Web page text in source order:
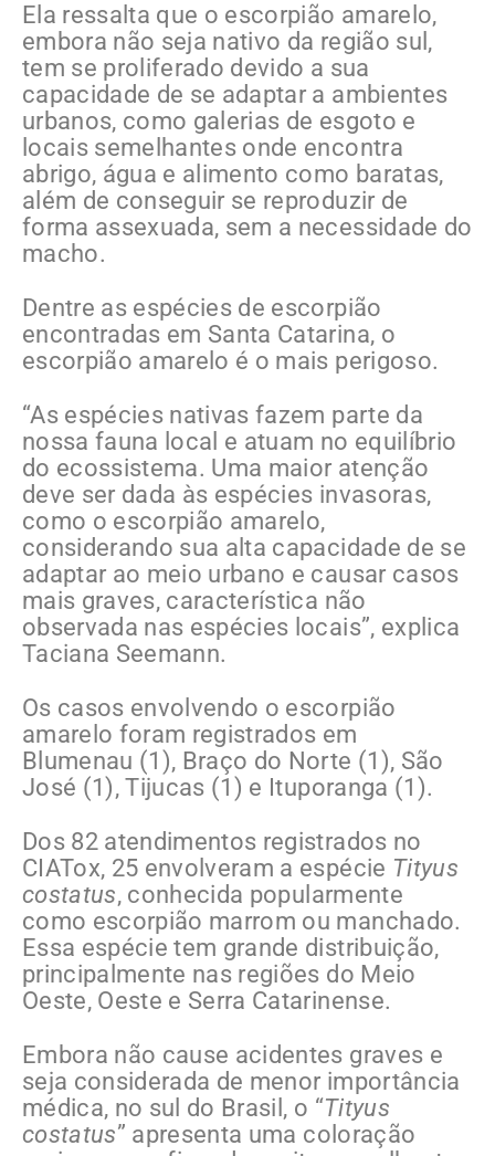
Ela ressalta que o escorpião amarelo,
embora não seja nativo da região sul,
tem se proliferado devido a sua
capacidade de se adaptar a ambientes
urbanos, como galerias de esgoto e
locais semelhantes onde encontra
abrigo, água e alimento como baratas,
além de conseguir se reproduzir de
forma assexuada, sem a necessidade do
macho.
Dentre as espécies de escorpião
encontradas em Santa Catarina, o
escorpião amarelo é o mais perigoso.
“As espécies nativas fazem parte da
nossa fauna local e atuam no equilíbrio
do ecossistema. Uma maior atenção
deve ser dada às espécies invasoras,
como o escorpião amarelo,
considerando sua alta capacidade de se
adaptar ao meio urbano e causar casos
mais graves, característica não
observada nas espécies locais”, explica
Taciana Seemann.
Os casos envolvendo o escorpião
amarelo foram registrados em
Blumenau (1), Braço do Norte (1), São
José (1), Tijucas (1) e Ituporanga (1).
Dos 82 atendimentos registrados no
CIATox, 25 envolveram a espécie Tityus
costatus, conhecida popularmente
como escorpião marrom ou manchado.
Essa espécie tem grande distribuição,
principalmente nas regiões do Meio
Oeste, Oeste e Serra Catarinense.
Embora não cause acidentes graves e
seja considerada de menor importância
médica, no sul do Brasil, o “Tityus
costatus” apresenta uma coloração